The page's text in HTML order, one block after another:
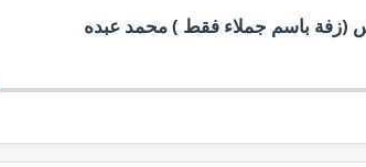
(زفة باسم جملاء فقط ) محمد عبده